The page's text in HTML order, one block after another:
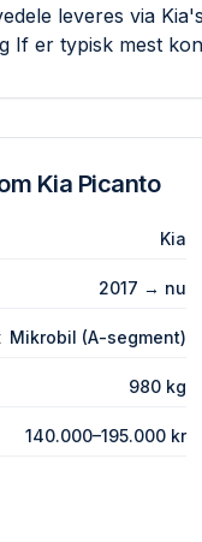
leveres via
If er typisk mest
Kia Picanto
Kia
2017 → nu
Mikrobil (A-segment)
980 kg
140.000–195.000 kr